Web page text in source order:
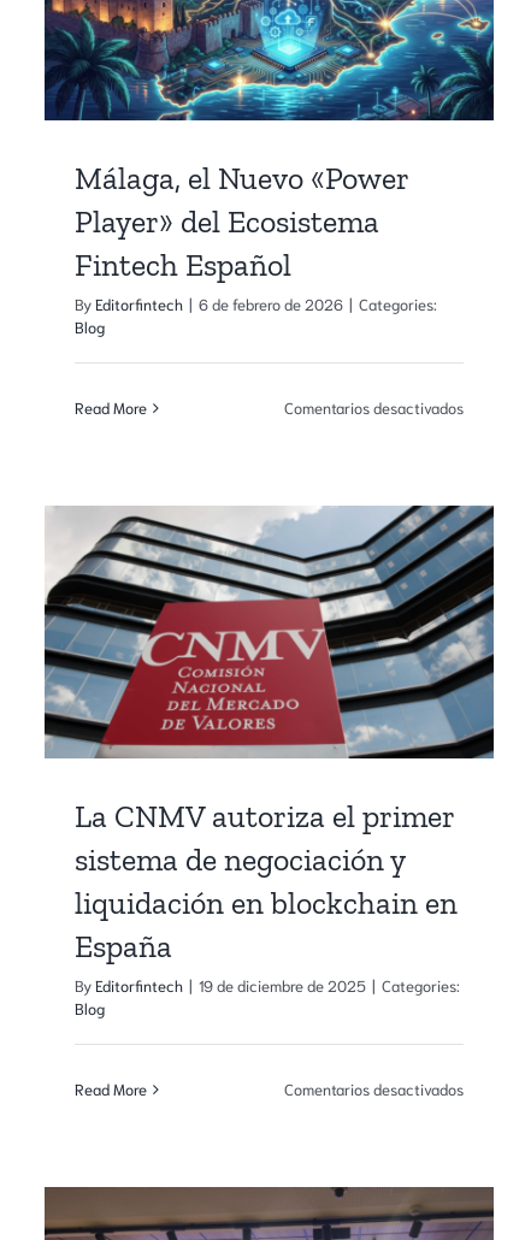
Málaga, el Nuevo «Power
Player» del Ecosistema
Fintech Español
ByEditorfintech | 6 de febrero de 2026 | Categories:
Blog
Read More Comentarios desactivadosen
«Power
Player»
del
Ecosistema
Fintech
Español
La CNMV autoriza el primer
sistema de negociación y
liquidación en blockchain en
España
ByEditorfintech | 19 de diciembre de 2025 | Categories:
Blog
Read More Comentarios desactivadosen
primer